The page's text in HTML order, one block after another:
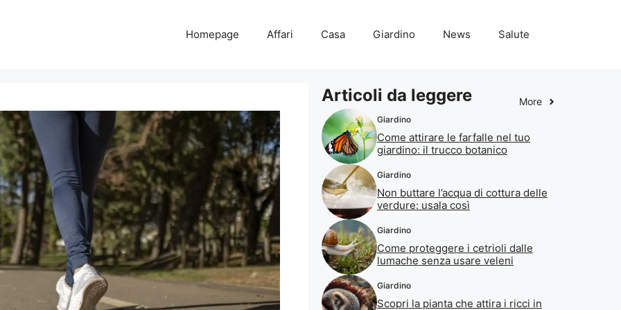
Homepage Affari Casa Giardino News Salute
Articoli da leggere More
Giardino
Come attirare le farfalle nel tuo
giardino: il trucco botanico
Giardino
Non buttare l’acqua di cottura delle
verdure: usala così
Giardino
Come proteggere i cetrioli dalle
lumache senza usare veleni
Giardino
Scopri la pianta che attira i ricci in